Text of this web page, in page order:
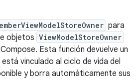
para
objetos ViewModelStoreOwner
Esta función devuelve un
vinculado al ciclo de vida del
y borra automáticamente sus